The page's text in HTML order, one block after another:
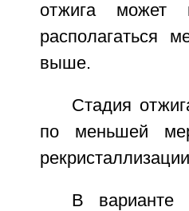
отжига может
располагаться
выше.
Стадия
по меньшей
В варианте